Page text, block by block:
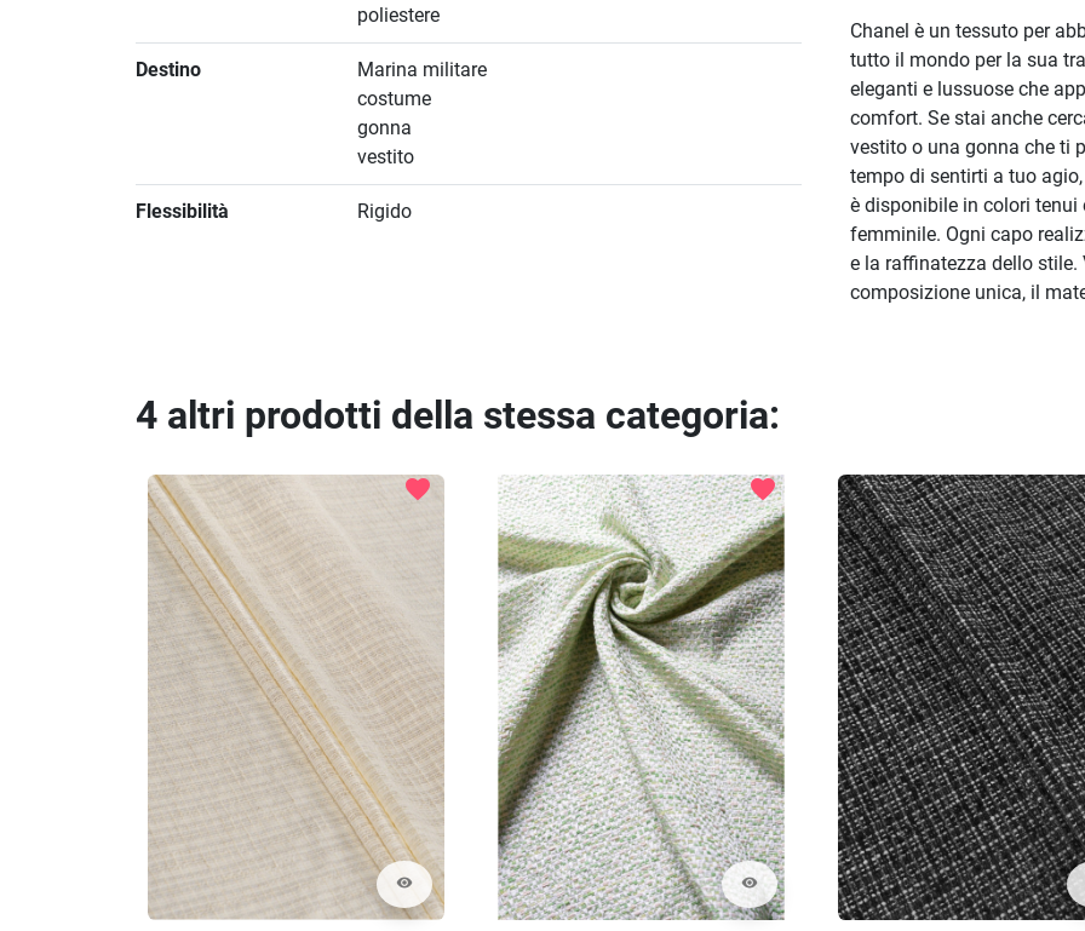
poliestere
Destino
Marina militare
costume
gonna
vestito
Flessibilità Rigido
Chanel è un tessuto per
tutto il mondo per la sua
eleganti e lussuose che
comfort. Se stai anche
vestito o una gonna che ti
tempo di sentirti a tuo
è disponibile in colori
femminile. Ogni capo
e la raffinatezza dello stile.
composizione unica, il
4 altri prodotti della stessa categoria:
visibility
favorite
visibility
favorite